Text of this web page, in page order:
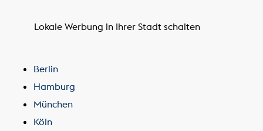
Lokale Werbung in Ihrer Stadt schalten
Berlin
Hamburg
München
Köln